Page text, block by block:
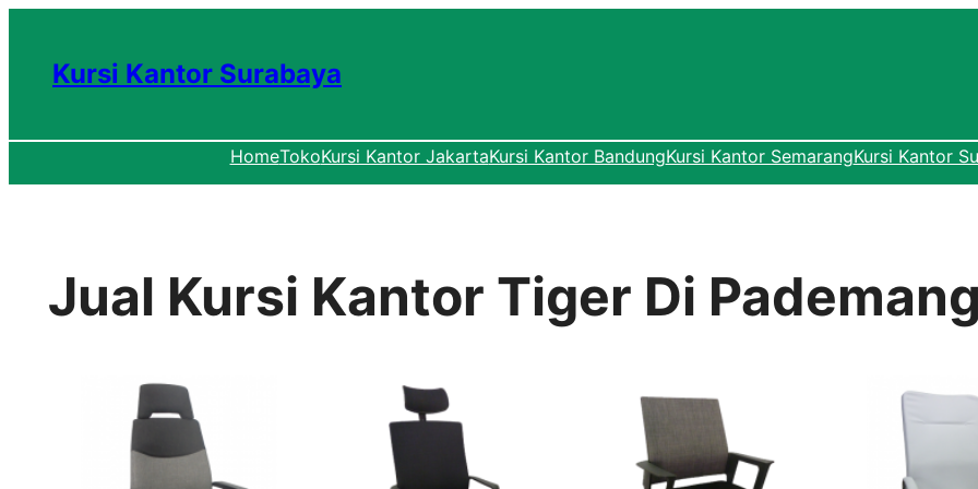
Kursi Kantor Surabaya
HomeTokoKursi Kantor JakartaKursi Kantor BandungKursi Kantor SemarangKursi Kantor
Jual Kursi Kantor Tiger Di